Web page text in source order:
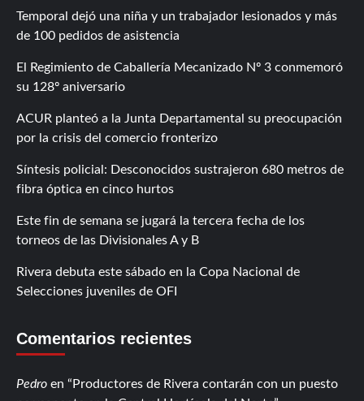
Temporal dejó una niña y un trabajador lesionados y más
de 100 pedidos de asistencia
El Regimiento de Caballería Mecanizado Nº 3 conmemoró
su 128º aniversario
ACUR planteó a la Junta Departamental su preocupación
por la crisis del comercio fronterizo
Síntesis policial: Desconocidos sustrajeron 680 metros de
fibra óptica en cinco hurtos
Este fin de semana se jugará la tercera fecha de los
torneos de las Divisionales A y B
Rivera debuta este sábado en la Copa Nacional de
Selecciones juveniles de OFI
Comentarios recientes
Pedro en
Productores de Rivera contarán con un puesto